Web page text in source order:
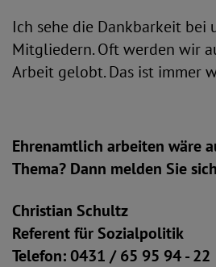
Ich sehe die Dankbarkeit bei
Mitgliedern. Oft werden wir
Arbeit gelobt. Das ist immer
Ehrenamtlich arbeiten wäre
Thema? Dann melden Sie
Christian Schultz
Referent für Sozialpolitik
Telefon: 0431 / 65 95 94 - 22